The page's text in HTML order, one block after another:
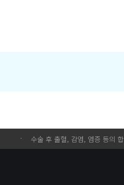
수술 후 출혈, 감염, 염증 등의